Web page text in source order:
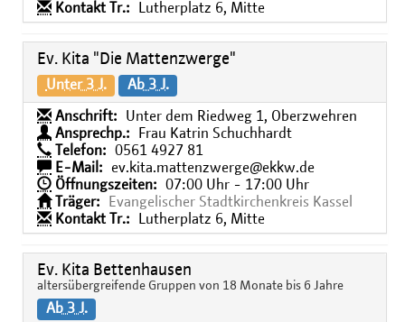
Kontakt Tr.:
Lutherplatz 6, Mitte
Ev. Kita "Die Mattenzwerge"
Unter 3 J. Ab 3 J.
Anschrift:
Unter dem Riedweg 1, Oberzwehren
Ansprechp.:
Frau Katrin Schuchhardt
Telefon:
0561 4927 81
E-Mail:
ev.kita.mattenzwerge@ekkw.de
Öffnungszeiten:
07:00 Uhr - 17:00 Uhr
Träger:
Evangelischer Stadtkirchenkreis Kassel
Kontakt Tr.:
Lutherplatz 6, Mitte
Ev. Kita Bettenhausen
altersübergreifende Gruppen von 18 Monate bis 6 Jahre
Ab 3 J.